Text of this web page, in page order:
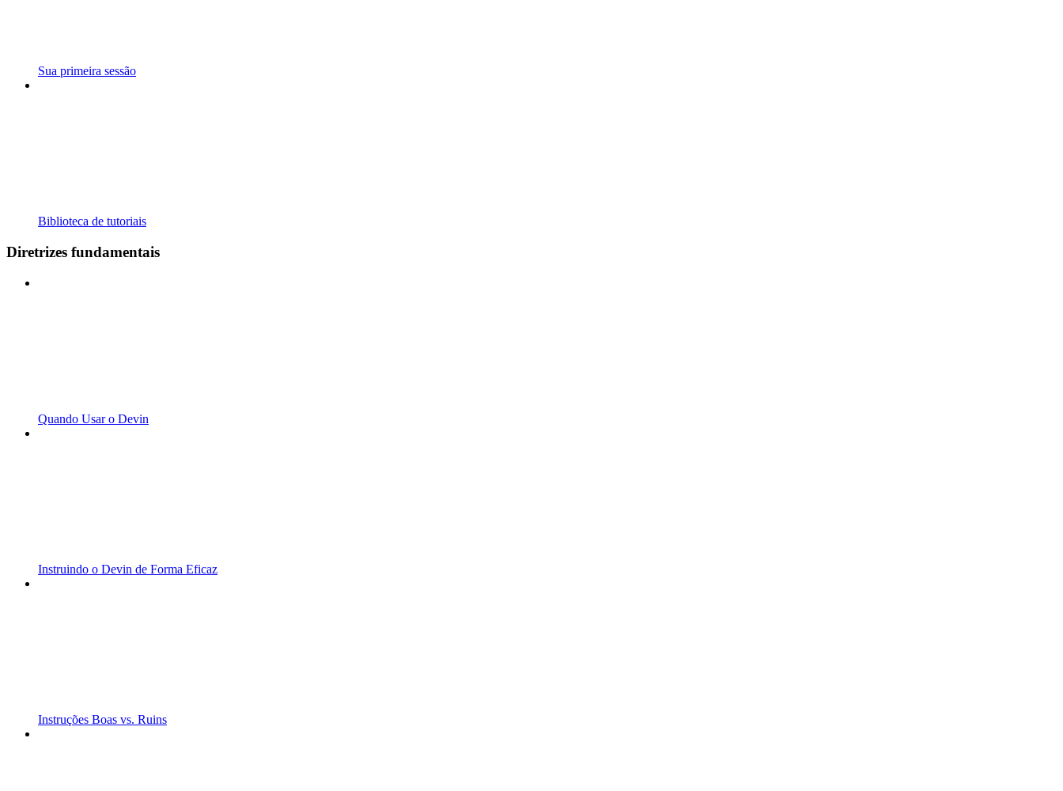
Sua primeira sessão
Biblioteca de tutoriais
Diretrizes fundamentais
Quando Usar o Devin
Instruindo o Devin de Forma Eficaz
Instruções Boas vs. Ruins